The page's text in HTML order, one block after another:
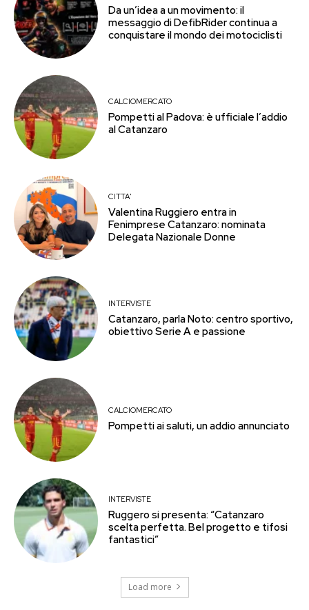
Da un’idea a un movimento: il
messaggio di DefibRider continua a
conquistare il mondo dei motociclisti
CALCIOMERCATO
Pompetti al Padova: è ufficiale l’addio
al Catanzaro
CITTA'
Valentina Ruggiero entra in
Fenimprese Catanzaro: nominata
Delegata Nazionale Donne
INTERVISTE
Catanzaro, parla Noto: centro sportivo,
obiettivo Serie A e passione
CALCIOMERCATO
Pompetti ai saluti, un addio annunciato
INTERVISTE
Ruggero si presenta: “Catanzaro
scelta perfetta. Bel progetto e tifosi
fantastici”
Load more